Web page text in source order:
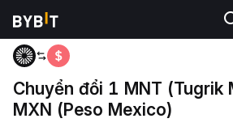
Trang chủ
Chuyển đổi 1 MNT (Tugrik
MXN (Peso Mexico)